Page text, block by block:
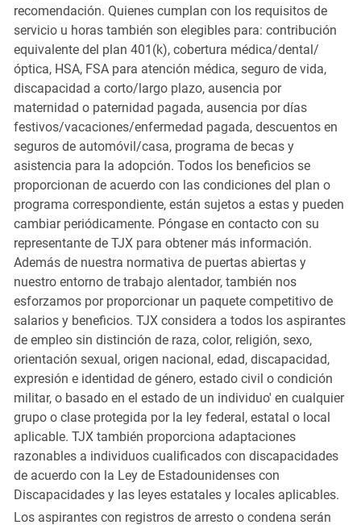
recomendación. Quienes cumplan con los requisitos de
servicio u horas también son elegibles para: contribución
equivalente del plan 401(k), cobertura médica/dental/
óptica, HSA, FSA para atención médica, seguro de vida,
discapacidad a corto/largo plazo, ausencia por
maternidad o paternidad pagada, ausencia por días
festivos/vacaciones/enfermedad pagada, descuentos en
seguros de automóvil/casa, programa de becas y
asistencia para la adopción. Todos los beneficios se
proporcionan de acuerdo con las condiciones del plan o
programa correspondiente, están sujetos a estas y pueden
cambiar periódicamente. Póngase en contacto con su
representante de TJX para obtener más información.
Además de nuestra normativa de puertas abiertas y
nuestro entorno de trabajo alentador, también nos
esforzamos por proporcionar un paquete competitivo de
salarios y beneficios. TJX considera a todos los aspirantes
de empleo sin distinción de raza, color, religión, sexo,
orientación sexual, origen nacional, edad, discapacidad,
expresión e identidad de género, estado civil o condición
militar, o basado en el estado de un individuo' en cualquier
grupo o clase protegida por la ley federal, estatal o local
aplicable. TJX también proporciona adaptaciones
razonables a individuos cualificados con discapacidades
de acuerdo con la Ley de Estadounidenses con
Discapacidades y las leyes estatales y locales aplicables.
Los aspirantes con registros de arresto o condena serán